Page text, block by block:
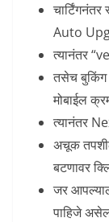
Auto
त्यानंतर
तसेच बुकिंग
मोबाईल
त्यानंतर
अचूक
बटणावर
जर
पाहिजे